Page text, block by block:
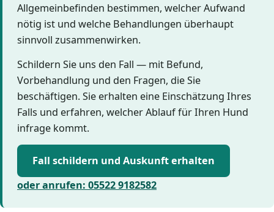
Allgemeinbefinden bestimmen, welcher Aufwand
nötig ist und welche Behandlungen überhaupt
sinnvoll zusammenwirken.
Schildern Sie uns den Fall — mit Befund,
Vorbehandlung und den Fragen, die Sie
beschäftigen. Sie erhalten eine Einschätzung Ihres
Falls und erfahren, welcher Ablauf für Ihren Hund
infrage kommt.
Fall schildern und Auskunft erhalten
oder anrufen: 05522 9182582